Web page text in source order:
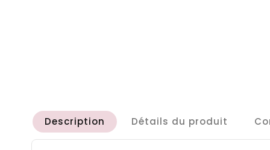
Description Détails du produit